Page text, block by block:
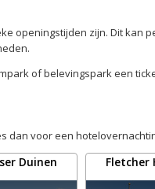
openingstijden zijn. Dit kan
of belevingspark een
dan voor een
Duinen Fletcher